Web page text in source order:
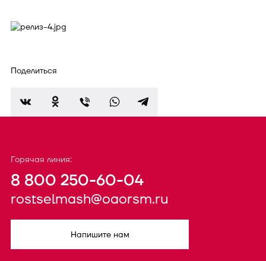
Поделиться
Горячая линия:
8 800 250-60-04
rostselmash@oaorsm.ru
Напишите нам